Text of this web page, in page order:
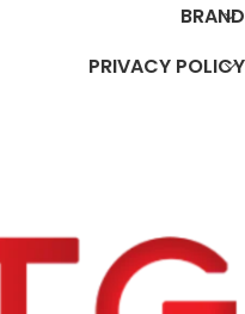
BRAND
PRIVACY POLICY